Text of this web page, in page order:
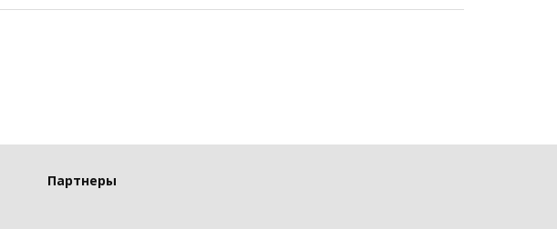
Партнеры